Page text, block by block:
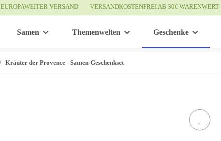
EUROPAWEITER VERSAND VERSANDKOSTENFREI AB 30€ WARENWERT
Samen Themenwelten Geschenke
Kräuter der Provence - Samen-Geschenkset